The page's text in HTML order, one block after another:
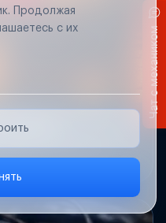
восстановим
Продолжая
с их
Чат с механиком